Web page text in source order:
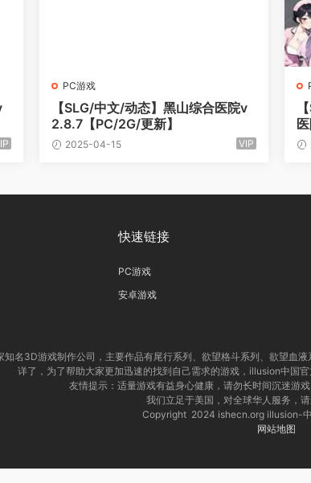
PC游戏
【SLG/中文/动态】黑山综合医院v
2.8.7【PC/2G/更新】
2025-04-15 VIP
快速链接
PC游戏
安卓游戏
知名3D游戏制作公司，主要作品有尾行系列、欲望格斗系列、欲望血
详了，为了帮助大家更加迅速的找到自己需求的游戏，illusion中国
友情提示：适量游戏有益身心健康，请勿长时间沉迷游
我们立足于美国，对全球华人服务，
Copyright 2024 ishecn.org illusion-
网站地图